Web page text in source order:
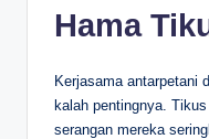
Hama
Kerjasama antarpetani
kalah pentingnya.
serangan mereka